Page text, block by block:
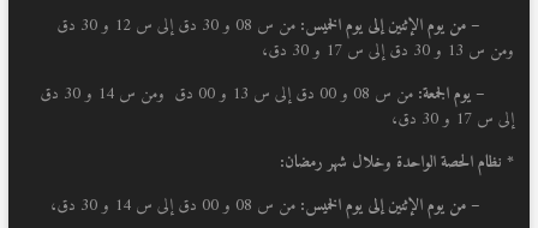
– من يوم الإثنين إلى يوم الخميس:
من س 08 و 30 دق إلى س 12 و 30 دق
ومن س 13 و 30 دق إلى س 17 و 30 دق،
– يوم الجمعة:
من س 08 و 00 دق إلى س 13 و 00 دق ومن س 14 و 30 دق
إلى س 17 و 30 دق،
* نظام الحصة الواحدة وخلال شهر رمضان:
– من يوم الإثنين إلى يوم الخميس: من س 08 و 00 دق إلى س 14 و 30 دق،